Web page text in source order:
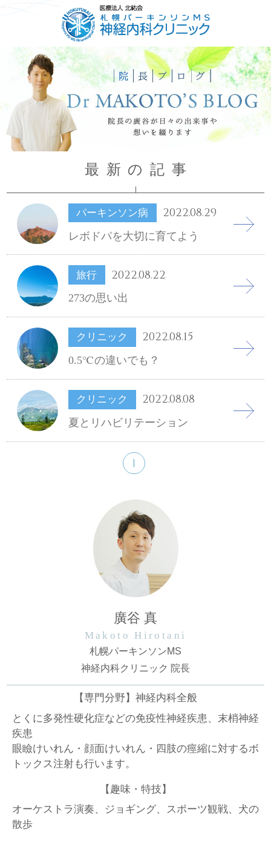
ごあいさつ コンセプト
最新の記事
パーキンソン病 2022.08.29
レボドパを大切に育てよう
旅行 2022.08.22
273の思い出
クリニック 2022.08.15
0.5℃の違いでも？
クリニック 2022.08.08
夏とリハビリテーション
1
廣谷 真
Makoto Hirotani
札幌パーキンソンMS
神経内科クリニック 院長
【専門分野】神経内科全般
とくに多発性硬化症などの免疫性神経疾患、末梢神経
疾患
眼瞼けいれん・顔面けいれん・四肢の痙縮に対するボ
トックス注射も行います。
【趣味・特技】
オーケストラ演奏、ジョギング、スポーツ観戦、犬の
散歩